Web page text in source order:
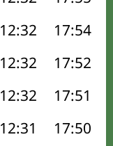
12:32 17:54
12:32 17:52
12:32 17:51
12:31 17:50